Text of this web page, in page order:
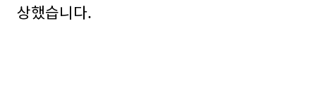
상했습니다.